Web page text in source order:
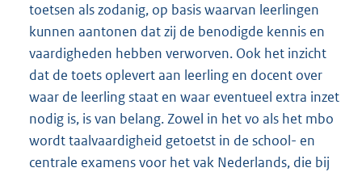
toetsen als zodanig, op basis waarvan leerlingen
kunnen aantonen dat zij de benodigde kennis en
vaardigheden hebben verworven. Ook het inzicht
dat de toets oplevert aan leerling en docent over
waar de leerling staat en waar eventueel extra inzet
nodig is, is van belang. Zowel in het vo als het mbo
wordt taalvaardigheid getoetst in de school- en
centrale examens voor het vak Nederlands, die bij